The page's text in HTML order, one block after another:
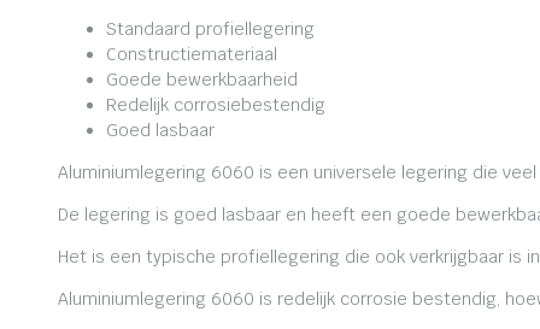
Standaard profiellegering
Constructiemateriaal
Goede bewerkbaarheid
Redelijk corrosiebestendig
Goed lasbaar
Aluminiumlegering 6060 is een universele legering die
De legering is goed lasbaar en heeft een goede
Het is een typische profiellegering die ook verkrijgbaar is
Aluminiumlegering 6060 is redelijk corrosie bestendig,